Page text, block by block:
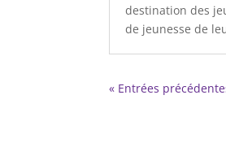
destination des
de jeunesse de
« Entrées